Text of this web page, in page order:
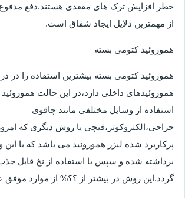
خطر افزایش ترک های مقعدی هستند.دفع
از مهمترین دلایل ایجاد شقاق است.
هموروئید کتومی بسته
هموروئید کتومی بسته بیشترین استفاده را در
هموروئیدهای داخلی دارد،در این حالت هموروئید
استفاده از وسایل مختلفی مانند چاقوی
جراحی،الکتروکوتر،قیچی یا روش دیگری که
پرکاربرد شده لیزر هموروئید می باشد که با این
برداشته شده و سپس با استفاده از نخ قابل
گردد.این روش در بیشتر از ؟؟% از موارد موفق